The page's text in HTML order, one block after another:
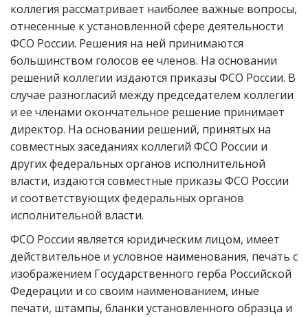
коллегия рассматривает наиболее важные вопросы,
отнесенные к установленной сфере деятельности
ФСО России. Решения на ней принимаются
большинством голосов ее членов. На основании
решений коллегии издаются приказы ФСО России. В
случае разногласий между председателем коллегии
и ее членами окончательное решение принимает
директор. На основании решений, принятых на
совместных заседаниях коллегий ФСО России и
других федеральных органов исполнительной
власти, издаются совместные приказы ФСО России
и соответствующих федеральных органов
исполнительной власти.
ФСО России является юридическим лицом, имеет
действительное и условное наименования, печать с
изображением Государственного герба Российской
Федерации и со своим наименованием, иные
печати, штампы, бланки установленного образца и